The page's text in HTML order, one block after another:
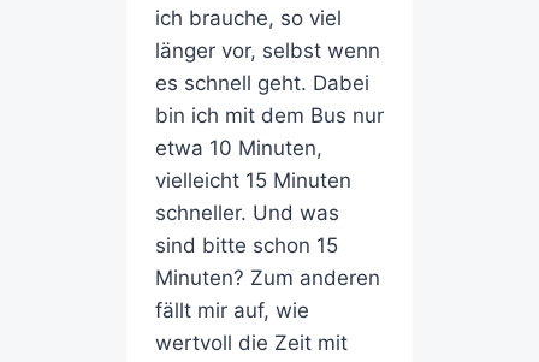
ich brauche, so viel
länger vor, selbst wenn
es schnell geht. Dabei
bin ich mit dem Bus nur
etwa 10 Minuten,
vielleicht 15 Minuten
schneller. Und was
sind bitte schon 15
Minuten? Zum anderen
fällt mir auf, wie
wertvoll die Zeit mit